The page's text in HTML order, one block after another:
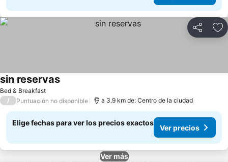
Compartir
Bed & Breakfast
sin reservasVer precios
/ Puntuación no disponible a 3.9 km de: Centro de la ciudad
Elige fechas para ver los precios exactos
Ver precios
Ver más